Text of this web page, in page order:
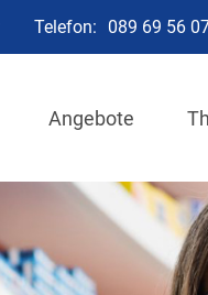
Telefon: 089 69 56
Angebote